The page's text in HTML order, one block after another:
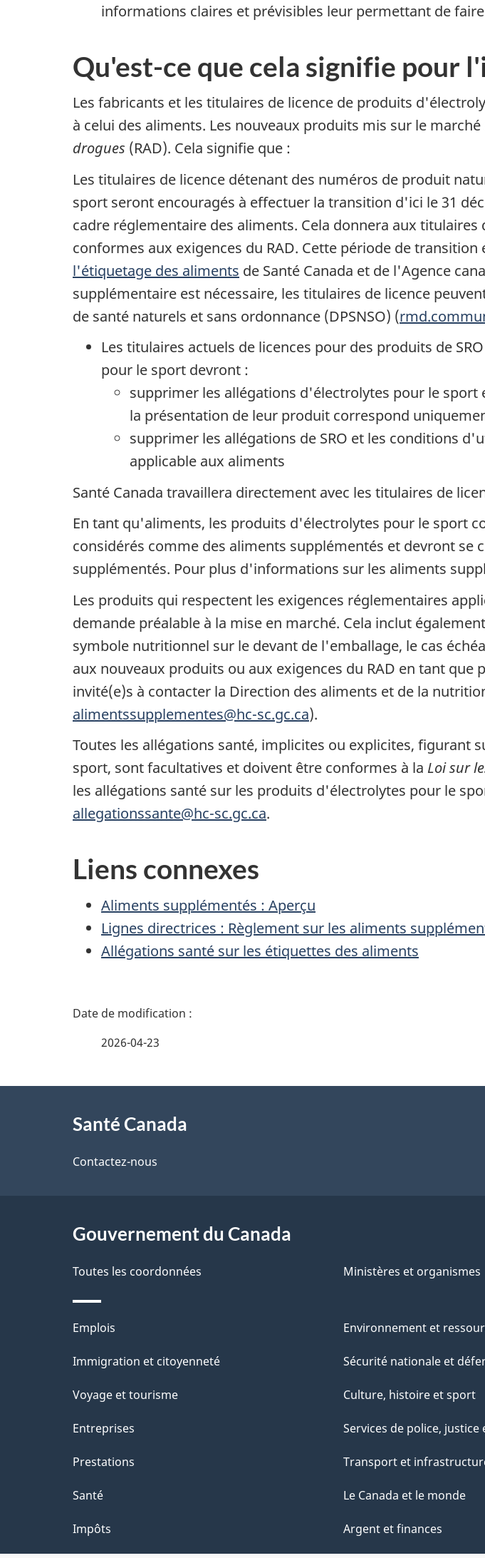
informations claires et prévisibles leur permettant de
Qu'est-ce que cela signifie pour
Les fabricants et les titulaires de licence de produits
à celui des aliments. Les nouveaux produits mis sur le
drogues (RAD). Cela signifie que :
Les titulaires de licence détenant des numéros de produit
sport seront encouragés à effectuer la transition d'ici le 31
cadre réglementaire des aliments. Cela donnera aux
conformes aux exigences du RAD. Cette période de transition
l'étiquetage des aliments de Santé Canada et de l'Agence
supplémentaire est nécessaire, les titulaires de licence
de santé naturels et sans ordonnance (DPSNSO) (
Les titulaires actuels de licences pour des produits de
pour le sport devront :
supprimer les allégations d'électrolytes pour le
la présentation de leur produit correspond
supprimer les allégations de SRO et les conditions
applicable aux aliments
Santé Canada travaillera directement avec les titulaires de
En tant qu'aliments, les produits d'électrolytes pour le sport
considérés comme des aliments supplémentés et devront
supplémentés. Pour plus d'informations sur les aliments
Les produits qui respectent les exigences réglementaires
demande préalable à la mise en marché. Cela inclut
symbole nutritionnel sur le devant de l'emballage, le cas
aux nouveaux produits ou aux exigences du RAD en tant
invité(e)s à contacter la Direction des aliments et de la
alimentssupplementes@hc-sc.gc.ca).
Toutes les allégations santé, implicites ou explicites,
sport, sont facultatives et doivent être conformes à la Loi sur
les allégations santé sur les produits d'électrolytes pour le
allegationssante@hc-sc.gc.ca.
Liens connexes
Aliments supplémentés : Aperçu
Lignes directrices : Règlement sur les aliments
Allégations santé sur les étiquettes des aliments
D
a
d
e
l
2026-04-23
proposSanté Canada
Contactez-nous
Gouvernement du Canada
Toutes les coordonnées Ministères et organismes
Thèmes
et
Emplois
Immigration et citoyenneté
Voyage et tourisme
Entreprises
Prestations
Santé
Impôts
Environnement et
Sécurité nationale et
Culture, histoire et sport
Services de police, justice
Transport et
Le Canada et le monde
Argent et finances